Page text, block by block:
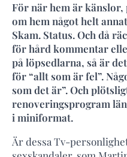
För när hem är
om hem något helt
Skam. Status. Och då
för hård kommentar
på löpsedlarna, så är
för “allt som är fel”.
som det är”. Och
renoveringsprogram
i miniformat.
Är dessa Tv-